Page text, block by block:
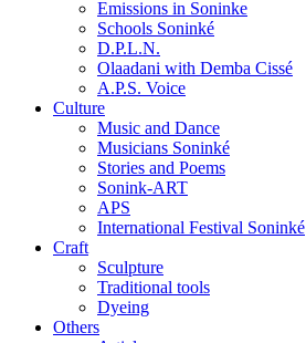
Emissions in Soninke
Schools Soninké
D.P.L.N.
Olaadani with Demba Cissé
A.P.S. Voice
Culture
Music and Dance
Musicians Soninké
Stories and Poems
Sonink-ART
APS
International Festival Soninké
Craft
Sculpture
Traditional tools
Dyeing
Others